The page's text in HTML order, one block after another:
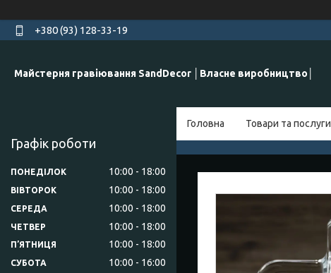
+380 (93) 128-33-19
Майстерня гравіювання SandDecor │Власне виробництво│
Головна Товари та послуги
Графік роботи
ПОНЕДІЛОК 10:00 18:00
ВІВТОРОК 10:00 18:00
СЕРЕДА 10:00 18:00
ЧЕТВЕР 10:00 18:00
ПʼЯТНИЦЯ 10:00 18:00
СУБОТА 10:00 16:00